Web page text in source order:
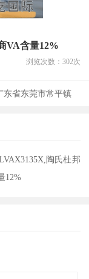
VA含量12%
浏览次数： 302次
东省东莞市常平镇
陶氏杜邦
12%